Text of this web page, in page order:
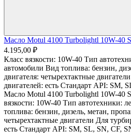
Масло Motul 4100 Turbolightl 10W-40
4.195,00 ₽
Класс вязкости: 10W-40 Тип
автомобили Вид топлива: бензин,
двигателя: четырехтактные
двигателей: есть Стандарт API: SM,
Масло Motul 4100 Turbolightl 10W-40
вязкости: 10W-40 Тип автотехники:
топлива: бензин, дизель, метан,
четырехтактные двигатели Для
есть Стандарт API: SM, SL, SN, CF,